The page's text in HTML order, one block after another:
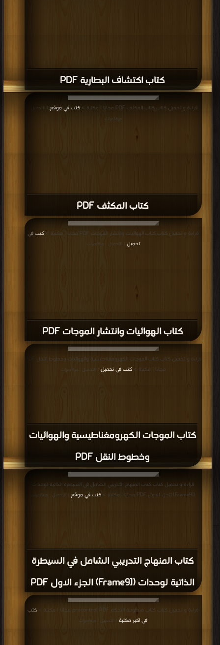
كتاب اكتشاف البطارية PDF
كتاب المكثف PDF
قراءة و تحميل كتاب كتاب المكثف PDF مجانا | مكتبة > كتب في موقع
| التحميل :
مرة/مرات
كتاب الهوائيات وانتشار الموجات PDF
قراءة و تحميل كتاب كتاب الهوائيات وانتشار الموجات PDF مجانا | مكتبة >
كتب في
تحميل
| التحميل : مرة/مرات
كتاب الموجات الكهرومغناطيسية والهوائيات
وخطوط النقل PDF
مجانا | مكتبة >كتب في تحميل | التحميل : مرة/مرات
كتاب المنهاج التدريبي الشامل في السيطرة
الذاتية لوحدات ([Frame9) الجزء الاول PDF
قراءة و تحميل كتاب كتاب المنهاج التدريبي الشامل في السيطرة الذاتية لوحدات
([Frame9) الجزء الاول PDF مجانا | مكتبة >
كتب في موقع | التحميل : مرة/مرات
قراءة و تحميل كتاب كتاب منظومة التحكم procontrol PDF مجانا | مكتبة >
كتب
في اكبر مكتبة
| التحميل : مرة/مرات